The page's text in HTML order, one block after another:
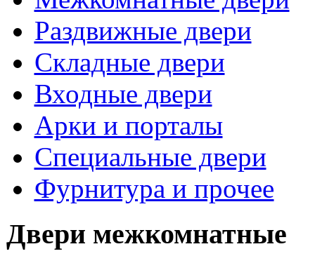
Раздвижные двери
Складные двери
Входные двери
Арки и порталы
Специальные двери
Фурнитура и прочее
Двери межкомнатные